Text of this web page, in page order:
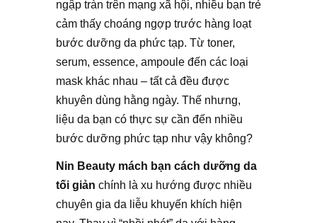
ngập tràn trên mạng xã hội, nhiều bạn trẻ
cảm thấy choáng ngợp trước hàng loạt
bước dưỡng da phức tạp. Từ toner,
serum, essence, ampoule đến các loại
mask khác nhau – tất cả đều được
khuyên dùng hằng ngày. Thế nhưng,
liệu da bạn có thực sự cần đến nhiều
bước dưỡng phức tạp như vậy không?
Nin Beauty mách bạn cách dưỡng da
tối giản chính là xu hướng được nhiều
chuyên gia da liễu khuyến khích hiện